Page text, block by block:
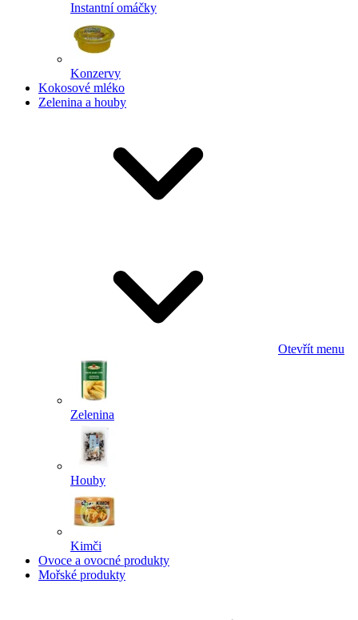
Instantní omáčky
Konzervy
Kokosové mléko
Zelenina a houby
Otevřít menu
Zelenina
Houby
Kimči
Ovoce a ovocné produkty
Mořské produkty